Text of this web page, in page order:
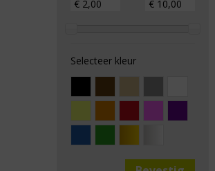
Selecteer kleur